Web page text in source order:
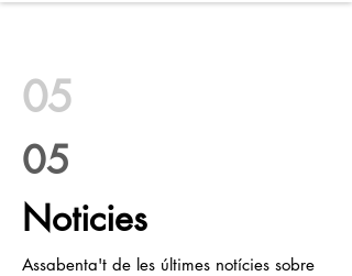
05
05
Noticies
Assabenta't de les últimes notícies sobre